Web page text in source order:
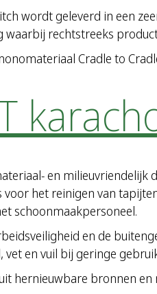
wordt geleverd in een
waarbij rechtstreeks
Cradle to
en milieuvriendelijk
voor het reinigen van
schoonmaakpersoneel.
en de
vet en vuil bij geringe
hernieuwbare bronnen